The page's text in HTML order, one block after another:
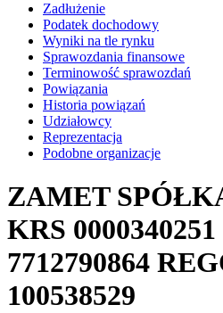
Zadłużenie
Podatek dochodowy
Wyniki na tle rynku
Sprawozdania finansowe
Terminowość sprawozdań
Powiązania
Historia powiązań
Udziałowcy
Reprezentacja
Podobne organizacje
ZAMET
KRS 0000340251
7712790864
100538529